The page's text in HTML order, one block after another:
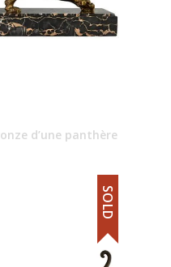
d’une panthère
SOLD